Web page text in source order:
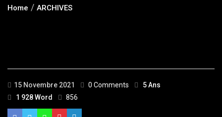
Home ARCHIVES
15 Novembre 2021 0 Comments
5 Ans
1 928 Word
856